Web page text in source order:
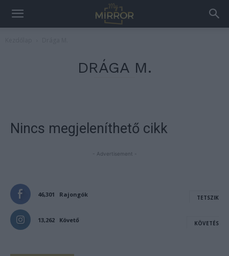
DRÁGA M.
Nincs megjeleníthető cikk
- Advertisement -
46,301 Rajongók TETSZIK
13,262 Követő KÖVETÉS